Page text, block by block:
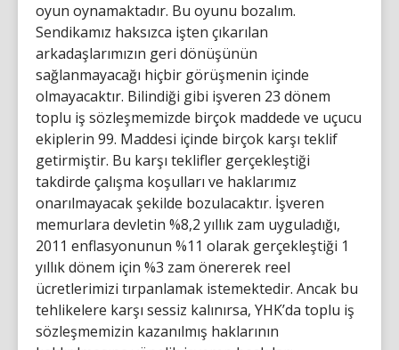
oyun oynamaktadır. Bu oyunu bozalım.
Sendikamız haksızca işten çıkarılan
arkadaşlarımızın geri dönüşünün
sağlanmayacağı hiçbir görüşmenin içinde
olmayacaktır. Bilindiği gibi işveren 23 dönem
toplu iş sözleşmemizde birçok maddede ve uçucu
ekiplerin 99. Maddesi içinde birçok karşı teklif
getirmiştir. Bu karşı teklifler gerçekleştiği
takdirde çalışma koşulları ve haklarımız
onarılmayacak şekilde bozulacaktır. İşveren
memurlara devletin %8,2 yıllık zam uyguladığı,
2011 enflasyonunun %11 olarak gerçekleştiği 1
yıllık dönem için %3 zam önererek reel
ücretlerimizi tırpanlamak istemektedir. Ancak bu
tehlikelere karşı sessiz kalınırsa, YHK’da toplu iş
sözleşmemizin kazanılmış haklarının